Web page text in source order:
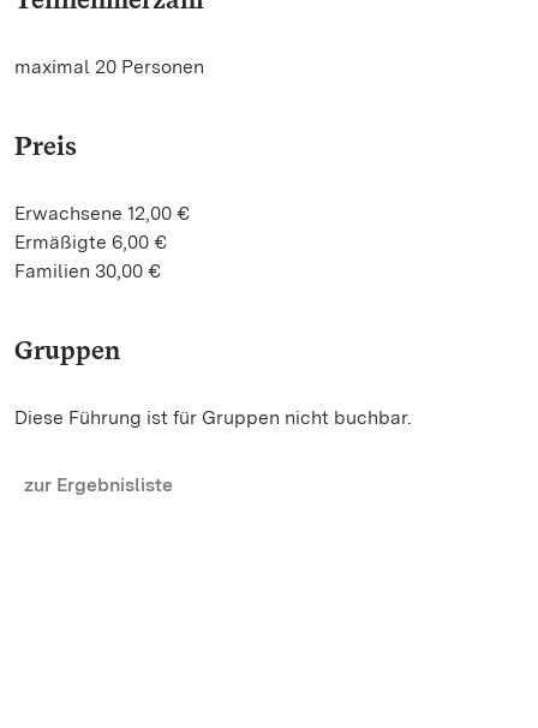
maximal 20 Personen
Preis
Erwachsene 12,00 €
Ermäßigte 6,00 €
Familien 30,00 €
Gruppen
Diese Führung ist für Gruppen nicht buchbar.
zur Ergebnisliste